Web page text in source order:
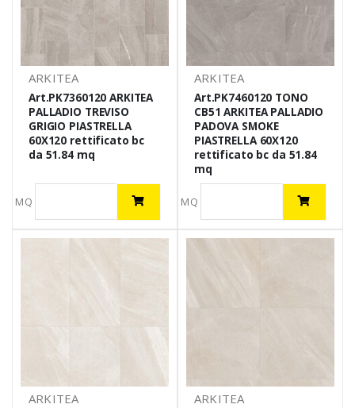
ARKITEA
Art.PK7360120 ARKITEA
PALLADIO TREVISO
GRIGIO PIASTRELLA
60X120 rettificato bc
da 51.84 mq
MQ
ARKITEA
Art.PK7460120 TONO
CB51 ARKITEA PALLADIO
PADOVA SMOKE
PIASTRELLA 60X120
rettificato bc da 51.84
mq
MQ
ARKITEA ARKITEA